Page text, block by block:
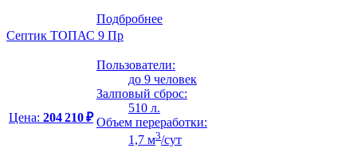
Подбробнее
Септик ТОПАС 9 Пр
Цена: 204 210 ₽
Пользователи:
до 9 человек
Залповый сброс:
510 л.
Объем переработки:
1,7 м3/сут